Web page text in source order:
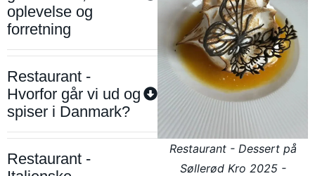
oplevelse og
forretning
Restaurant -
Hvorfor går vi ud og
spiser i Danmark?
Restaurant -
Restaurant - Dessert på
Søllerød Kro 2025 -